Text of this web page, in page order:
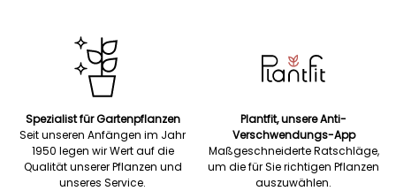
Spezialist für Gartenpflanzen
Seit unseren Anfängen im Jahr
1950 legen wir Wert auf die
Qualität unserer Pflanzen und
unseres Service.
Plantfit, unsere Anti-
Verschwendungs-App
Maßgeschneiderte Ratschläge,
um die für Sie richtigen Pflanzen
auszuwählen.